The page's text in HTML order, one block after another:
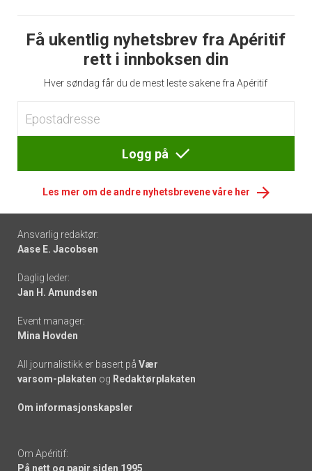
Få ukentlig nyhetsbrev fra Apéritif
rett i innboksen din
Hver søndag får du de mest leste sakene fra Apéritif
Logg på
Les mer om de andre nyhetsbrevene våre her
Footer
-
links
Ansvarlig redaktør:
Aase E. Jacobsen
Daglig leder:
Jan H. Amundsen
Event manager:
Mina Hovden
All journalistikk er basert på Vær
varsom-plakaten og Redaktørplakaten
Om informasjonskapsler
Om Apéritif:
På nett og papir siden 1995